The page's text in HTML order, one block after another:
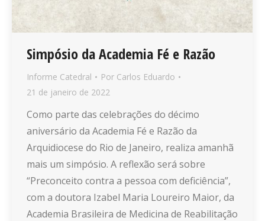
Simpósio da Academia Fé e Razão
Informe Catedral Por Carlos Eduardo
21 de janeiro de 2022
Como parte das celebrações do décimo
aniversário da Academia Fé e Razão da
Arquidiocese do Rio de Janeiro, realiza amanhã
mais um simpósio. A reflexão será sobre
“Preconceito contra a pessoa com deficiência”,
com a doutora Izabel Maria Loureiro Maior, da
Academia Brasileira de Medicina de Reabilitação